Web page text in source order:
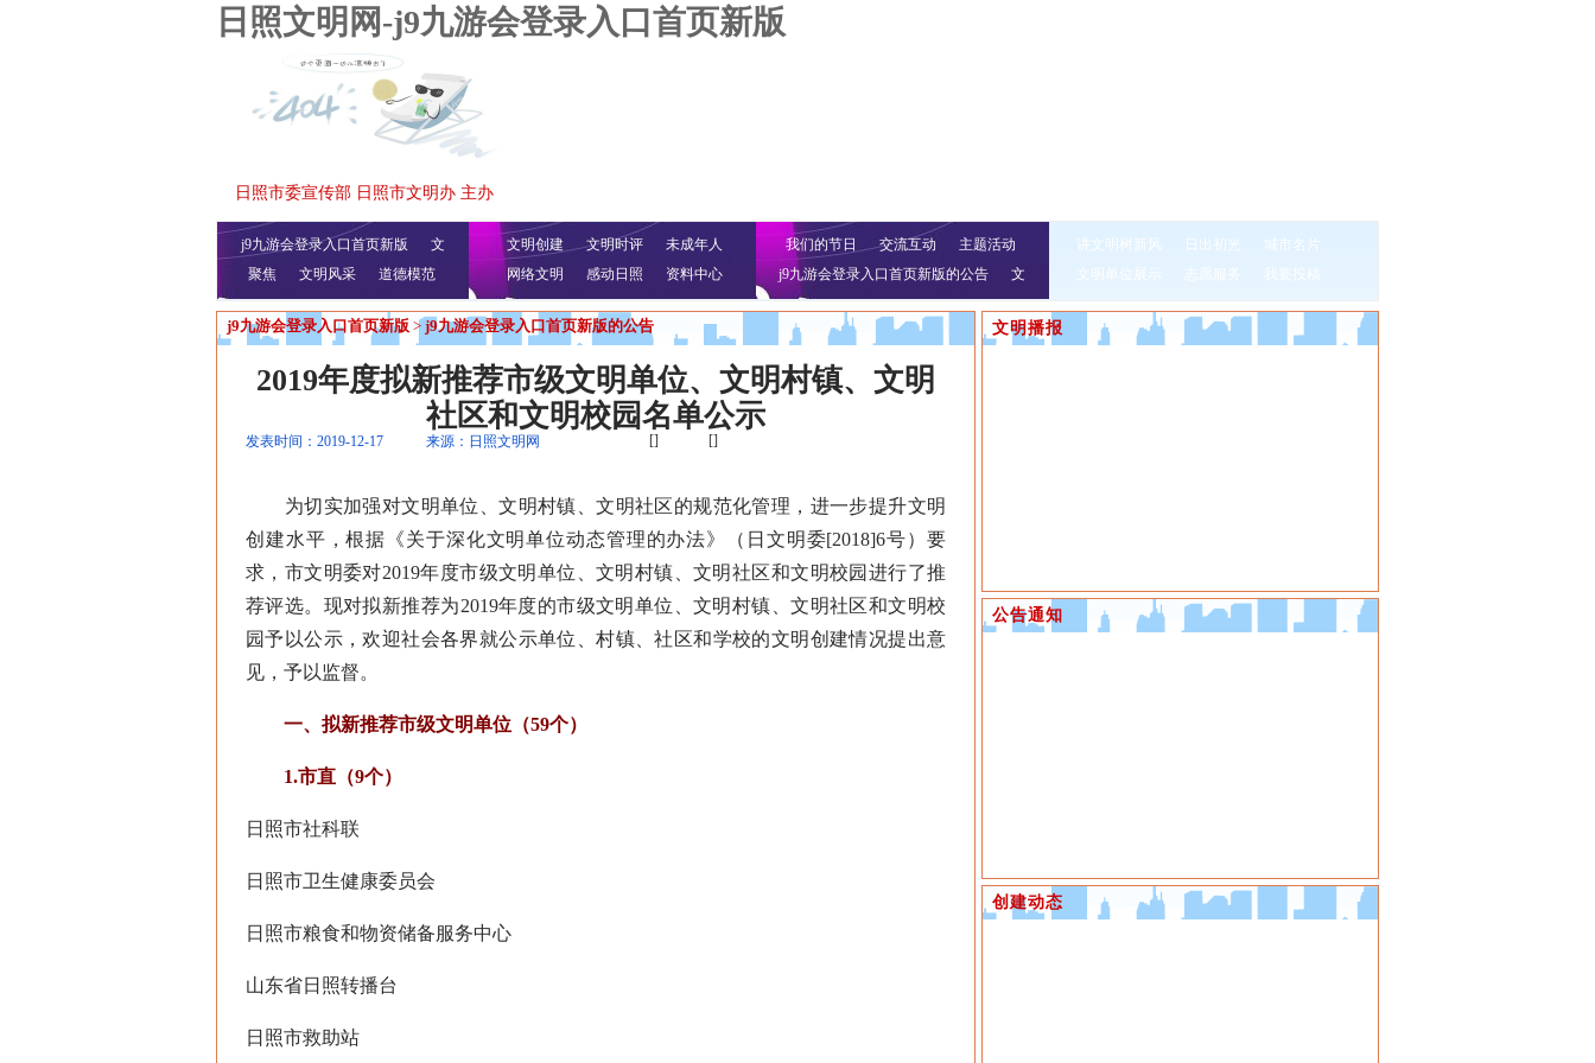
日照文明网-j9九游会登录入口首页新版
日照市委宣传部 日照市文明办 主办
j9九游会登录入口首页新版
文
明播报
公益视频
聚焦 文明风采 道德模范
文明创建 文明时评
未成年人
网络文明
感动日照 资料中心
我们的节日 交流互动
主题活动
j9九游会登录入口首页新版的公告
文
明行动
讲文明树新风 日出初光
城市名片
文明单位展示
志愿服务 我要投稿
j9九游会登录入口首页新版 > j9九游会登录入口首页新版的公告
2019年度拟新推荐市级文明单位、文明村镇、文明
社区和文明校园名单公示
发表时间：2019-12-17 来源：日照文明网 [] []
为切实加强对文明单位、文明村镇、文明社区的规范化管理，进一步提升文明
创建水平，根据《关于深化文明单位动态管理的办法》（日文明委[2018]6号）要
求，市文明委对2019年度市级文明单位、文明村镇、文明社区和文明校园进行了推
荐评选。现对拟新推荐为2019年度的市级文明单位、文明村镇、文明社区和文明校
园予以公示，欢迎社会各界就公示单位、村镇、社区和学校的文明创建情况提出意
见，予以监督。
一、拟新推荐市级文明单位（59个）
1.市直（9个）
日照市社科联
日照市卫生健康委员会
日照市粮食和物资储备服务中心
山东省日照转播台
日照市救助站
文明播报
公告通知
创建动态